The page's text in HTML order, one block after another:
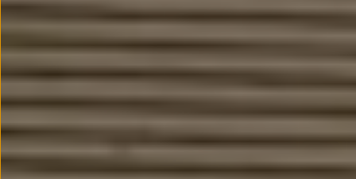
Todo sobre tu Volkswagen
Información sobre Diésel XTL
Suscripción de mantenimiento Long Drive
Modelos anteriores
Beetle
Scirocco
Jetta
Sharan
Golf
Passat
Tiguan